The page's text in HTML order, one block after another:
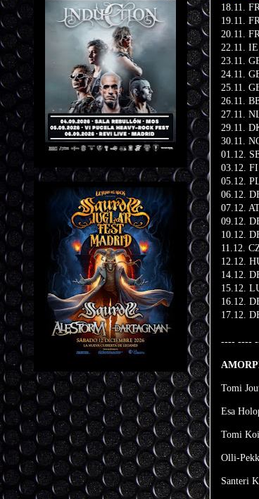
18.11.
19.11.
20.11.
22.11.
23.11.
24.11.
25.11.
26.11.
27.11.
29.11.
30.11.
01.12.
03.12.
05.12.
06.12.
07.12.
09.12.
10.12.
11.12.
12.12.
14.12.
15.12.
16.12.
17.12.
---- ----
Tomi
Esa
Tomi
Olli-
Santeri